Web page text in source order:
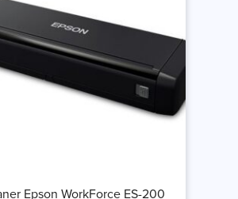
Epson WorkForce ES-200